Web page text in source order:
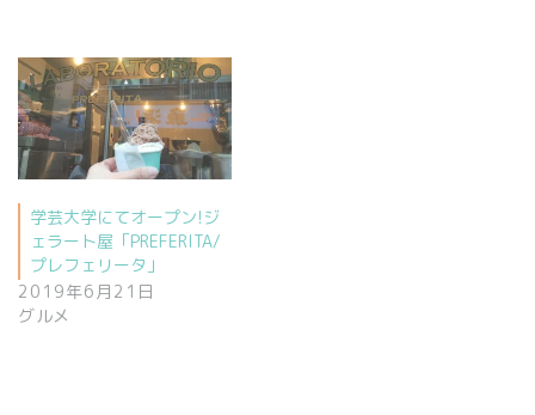
学芸大学にてオープン!ジ
ェラート屋「PREFERITA/
プレフェリータ」
2019年6月21日
グルメ